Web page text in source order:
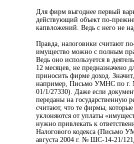
Для фирм выгоднее первый
действующий объект по-
капвложений. Ведь с него не
Правда, налоговики считают
имущество можно с полным
Ведь оно используется в
12 месяцев, не предназначено
приносить фирме доход.
например, Письмо УМНС по г.
01/1/27330). Даже если
переданы на государственную
считают, что те фирмы,
уклоняются от уплаты
нужно привлекать к
Налогового кодекса (Письмо
августа 2004 г. № ШС-14-21/